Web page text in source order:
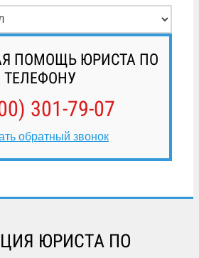
ПОМОЩЬ ЮРИСТА ПО
ТЕЛЕФОНУ
301-79-07
обратный звонок
ЮРИСТА ПО